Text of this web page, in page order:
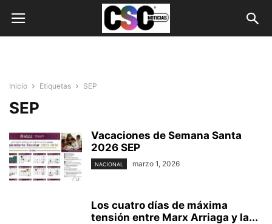
Inicio Etiquetas SEP
SEP
Vacaciones de Semana Santa
2026 SEP
NACIONAL marzo 1, 2026
Los cuatro días de máxima
tensión entre Marx Arriaga y la...